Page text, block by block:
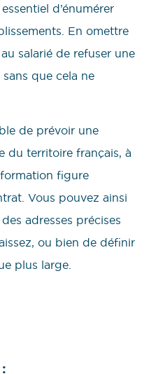
d’énumérer
En omettre
salarié de refuser une
que cela ne
de prévoir une
du territoire français, à
figure
Vous pouvez ainsi
adresses précises
ou bien de définir
plus large.